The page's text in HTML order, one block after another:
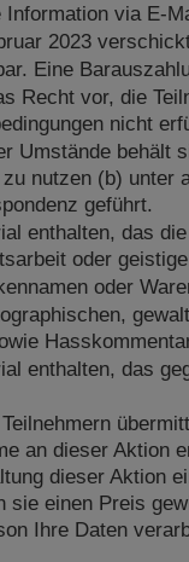
via E-
2023
Eine
Recht vor, die
nicht
Umstände
nutzen (b) unter
geführt.
enthalten, das
oder
oder
enthalten, das
an dieser Aktion
dieser Aktion
sie einen Preis
Ihre Daten